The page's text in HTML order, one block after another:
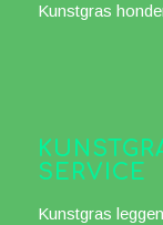
Kunstgras
SERVICE
Kunstgras leggen